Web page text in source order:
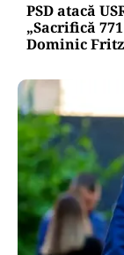
PSD atacă
„Sacrifică
Dominic